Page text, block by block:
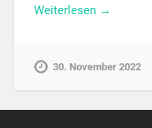
Weiterlesen →
30. November 2022